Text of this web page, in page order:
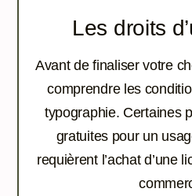
Les droits
Avant de finaliser votre
comprendre les
typographie. Certaines
gratuites pour un
requièrent l’achat d’une